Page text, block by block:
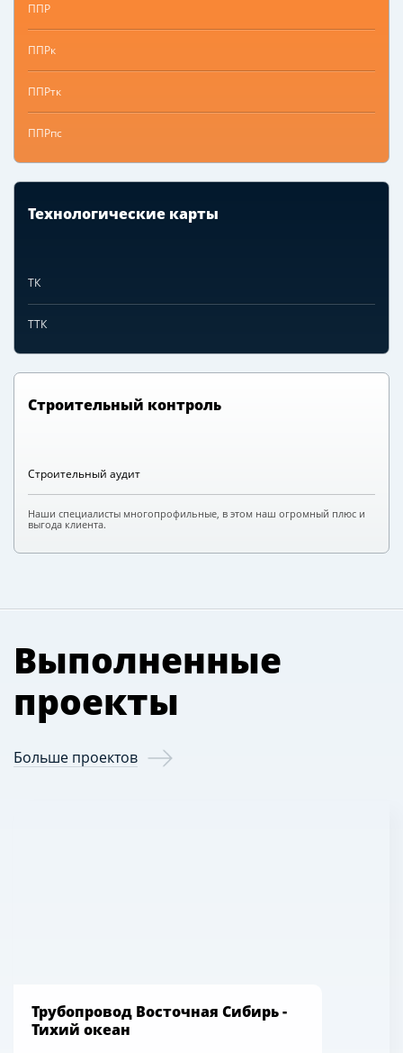
ППР
ППРк
ППРтк
ППРпс
Технологические карты
ТК
ТТК
Строительный контроль
Строительный аудит
Наши специалисты многопрофильные, в этом наш огромный плюс и
выгода клиента.
Выполненные
проекты
Больше проектов
Трубопровод Восточная Сибирь -
Тихий океан